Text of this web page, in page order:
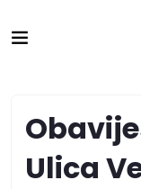
Ulica